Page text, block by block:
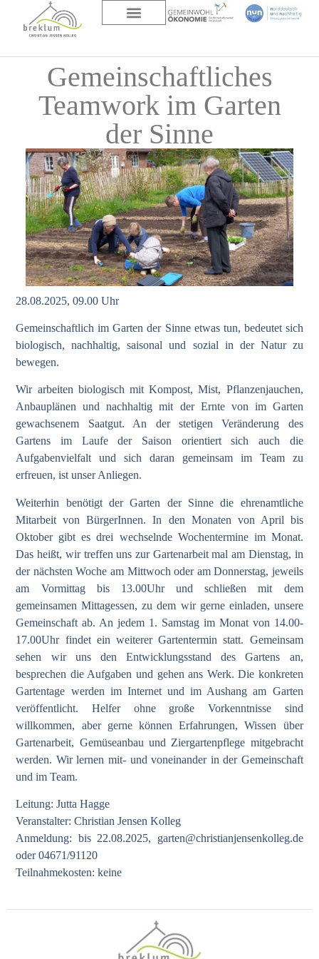
Gemeinschaftliches
Teamwork im Garten
der Sinne
28.08.2025, 09.00 Uhr
Gemeinschaftlich im Garten der Sinne etwas tun, bedeutet sich
biologisch, nachhaltig, saisonal und sozial in der Natur zu
bewegen.
Wir arbeiten biologisch mit Kompost, Mist, Pflanzenjauchen,
Anbauplänen und nachhaltig mit der Ernte von im Garten
gewachsenem Saatgut. An der stetigen Veränderung des
Gartens im Laufe der Saison orientiert sich auch die
Aufgabenvielfalt und sich daran gemeinsam im Team zu
erfreuen, ist unser Anliegen.
Weiterhin benötigt der Garten der Sinne die ehrenamtliche
Mitarbeit von BürgerInnen. In den Monaten von April bis
Oktober gibt es drei wechselnde Wochentermine im Monat.
Das heißt, wir treffen uns zur Gartenarbeit mal am Dienstag, in
der nächsten Woche am Mittwoch oder am Donnerstag, jeweils
am Vormittag bis 13.00Uhr und schließen mit dem
gemeinsamen Mittagessen, zu dem wir gerne einladen, unsere
Gemeinschaft ab. An jedem 1. Samstag im Monat von 14.00-
17.00Uhr findet ein weiterer Gartentermin statt. Gemeinsam
sehen wir uns den Entwicklungsstand des Gartens an,
besprechen die Aufgaben und gehen ans Werk. Die konkreten
Gartentage werden im Internet und im Aushang am Garten
veröffentlicht. Helfer ohne große Vorkenntnisse sind
willkommen, aber gerne können Erfahrungen, Wissen über
Gartenarbeit, Gemüseanbau und Ziergartenpflege mitgebracht
werden. Wir lernen mit- und voneinander in der Gemeinschaft
und im Team.
Leitung: Jutta Hagge
Veranstalter: Christian Jensen Kolleg
Anmeldung: bis 22.08.2025, garten@christianjensenkolleg.de
oder 04671/91120
Teilnahmekosten: keine